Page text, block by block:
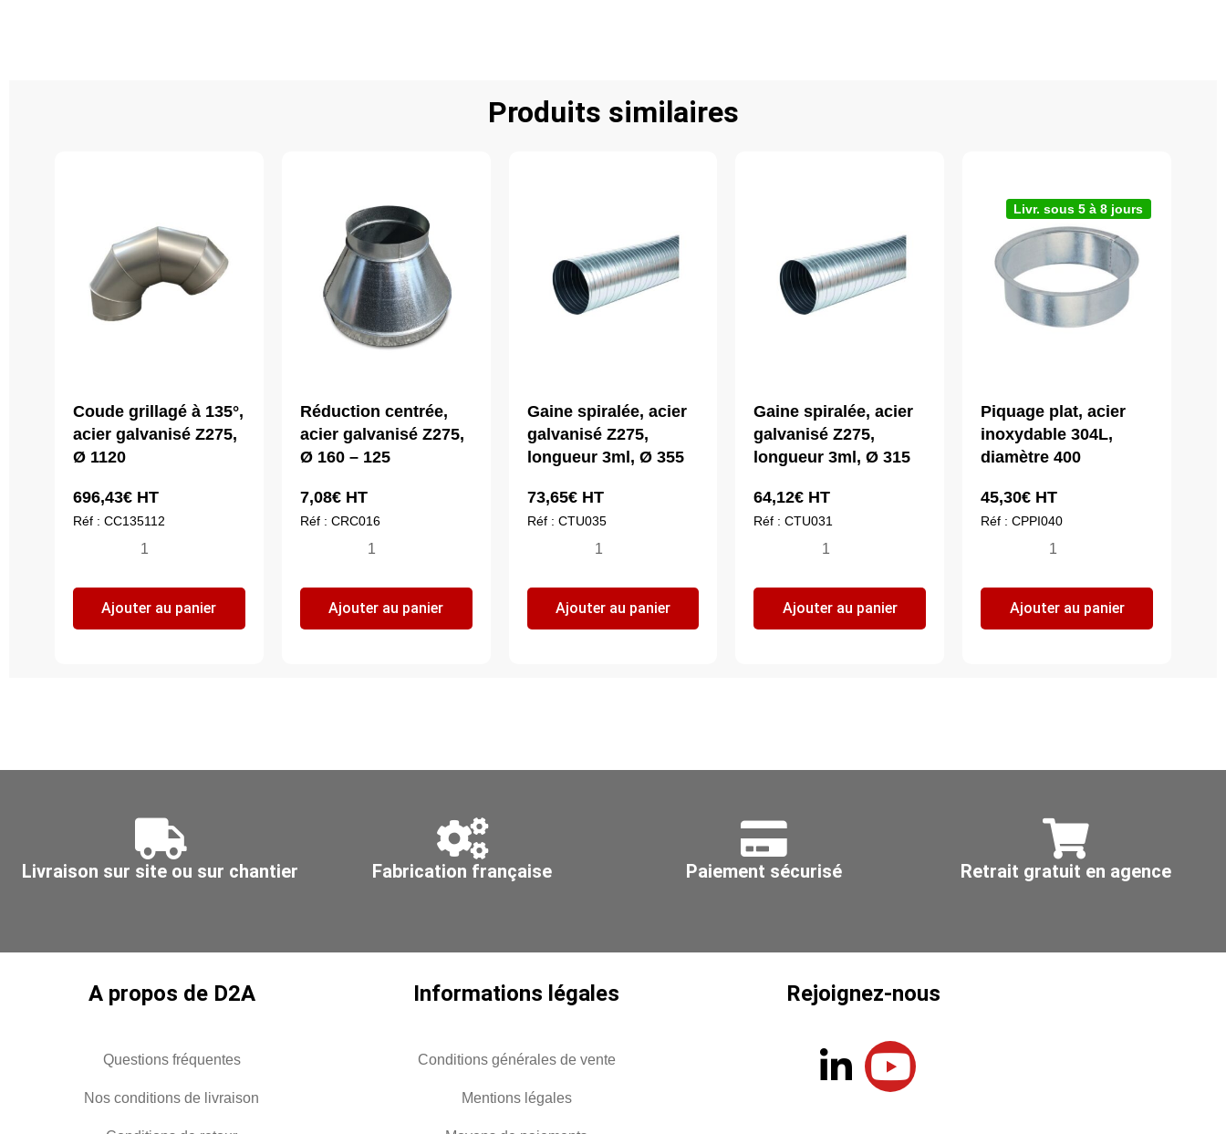
Produits similaires
Coude grillagé à 135°,
acier galvanisé Z275,
Ø 1120
696,43€ HT
Réf : CC135112
quantité
Coude
grillagé
Ajouter au panier
Réduction centrée,
acier galvanisé Z275,
Ø 160 – 125
7,08€HT
Réf : CRC016
quantité
Réduction
centrée,
Ajouter au panier
Gaine spiralée, acier
galvanisé Z275,
longueur 3ml, Ø 355
73,65€HT
Réf : CTU035
quantité
Gaine
spiralée,
Ajouter au panier
Gaine spiralée, acier
galvanisé Z275,
longueur 3ml, Ø 315
64,12€ HT
Réf : CTU031
quantité
Gaine
spiralée,
Ajouter au panier
Livr. sous 5 à 8 jours
Piquage plat, acier
inoxydable 304L,
diamètre 400
45,30€ HT
Réf : CPPI040
quantité
Piquage
plat,
Ajouter au panier
Livraison sur site ou sur chantier Fabrication française Paiement sécurisé Retrait gratuit en agence
A propos de D2A
Questions fréquentes
Nos conditions de livraison
Informations légales
Conditions générales de vente
Mentions légales
Rejoignez-nous
L
Y
o